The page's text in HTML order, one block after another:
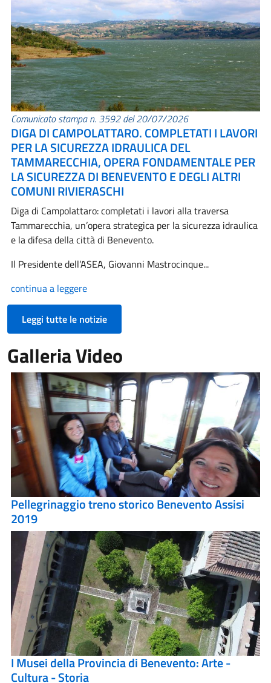
Comunicato stampa n. 3592 del 20/07/2026
DIGA DI CAMPOLATTARO. COMPLETATI I LAVORI
PER LA SICUREZZA IDRAULICA DEL
TAMMARECCHIA, OPERA FONDAMENTALE PER
LA SICUREZZA DI BENEVENTO E DEGLI ALTRI
COMUNI RIVIERASCHI
Diga di Campolattaro: completati i lavori alla traversa
Tammarecchia, un’opera strategica per la sicurezza idraulica
e la difesa della città di Benevento.
Il Presidente dell’ASEA, Giovanni Mastrocinque...
continua a leggere
Leggi tutte le notizie
Galleria Video
Pellegrinaggio treno storico Benevento Assisi
2019
I Musei della Provincia di Benevento: Arte -
Cultura - Storia